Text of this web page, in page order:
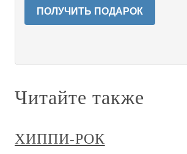
ПОЛУЧИТЬ ПОДАРОК
Читайте также
ХИППИ-РОК